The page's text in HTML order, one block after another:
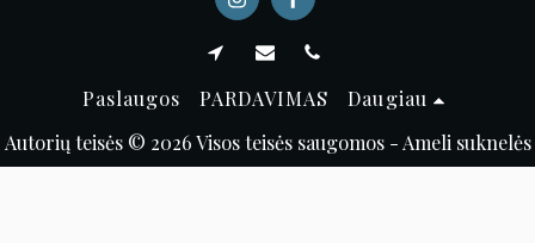
Paslaugos PARDAVIMAS
Daugiau
Autorių teisės © 2026 Visos teisės saugomos - Ameli suknelės